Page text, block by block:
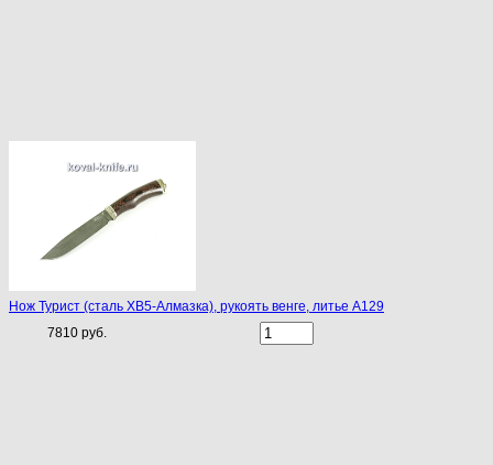
Нож Турист (сталь ХВ5-Алмазка), рукоять венге, литье A129
7810 руб.